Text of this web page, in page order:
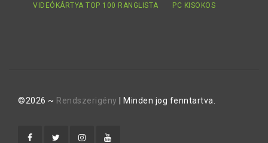
VIDEÓKÁRTYA TOP 100 RANGLISTA PC KISOKOS
©2026 ~ Rendszerigény | Minden jog fenntartva.